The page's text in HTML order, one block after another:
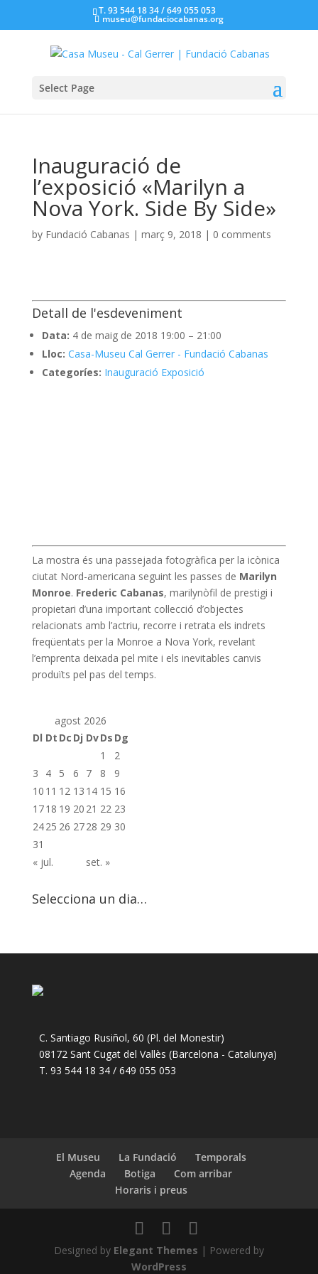
T. 93 544 18 34 / 649 055 053
museu@fundaciocabanas.org
Select Page
Inauguració de
l’exposició «Marilyn a
Nova York. Side By Side»
by Fundació Cabanas | març 9, 2018 | 0 comments
Detall de l'esdeveniment
Data: 4 de maig de 2018 19:00 – 21:00
Lloc: Casa-Museu Cal Gerrer - Fundació Cabanas
Categoríes: Inauguració Exposició
La mostra és una passejada fotogràfica per la icònica
ciutat Nord-americana seguint les passes de Marilyn
Monroe. Frederic Cabanas, marilynòfil de prestigi i
propietari d’una important col·lecció d’objectes
relacionats amb l’actriu, recorre i retrata els indrets
freqüentats per la Monroe a Nova York, revelant
l’emprenta deixada pel mite i els inevitables canvis
produïts pel pas del temps.
agost 2026
Dl Dt Dc Dj DvDs Dg
1
2
3
4 5 6 7 8
9
10 11 12 13 14 15 16
1718 19 20 21 22 23
2425 26 2728 29 30
31
« jul.
set. »
Selecciona un dia…
C. Santiago Rusiñol, 60 (Pl. del Monestir)
08172 Sant Cugat del Vallès (Barcelona - Catalunya)
T. 93 544 18 34 / 649 055 053
El Museu La Fundació
Temporals
Agenda
Botiga
Com arribar
Horaris i preus
Designed by Elegant Themes | Powered by
WordPress